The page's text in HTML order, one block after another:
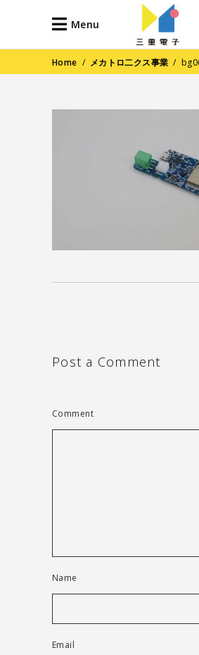
Menu
Home / メカトロ二クス事業 /
Post a Comment
Comment
Name
Email